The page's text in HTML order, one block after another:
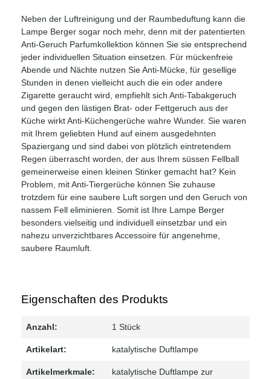
Neben der Luftreinigung und der Raumbeduftung kann die
Lampe Berger sogar noch mehr, denn mit der patentierten
Anti-Geruch Parfumkollektion können Sie sie entsprechend
jeder individuellen Situation einsetzen. Für mückenfreie
Abende und Nächte nutzen Sie Anti-Mücke, für gesellige
Stunden in denen vielleicht auch die ein oder andere
Zigarette geraucht wird, empfiehlt sich Anti-Tabakgeruch
und gegen den lästigen Brat- oder Fettgeruch aus der
Küche wirkt Anti-Küchengerüche wahre Wunder. Sie waren
mit Ihrem geliebten Hund auf einem ausgedehnten
Spaziergang und sind dabei von plötzlich eintretendem
Regen überrascht worden, der aus Ihrem süssen Fellball
gemeinerweise einen kleinen Stinker gemacht hat? Kein
Problem, mit Anti-Tiergerüche können Sie zuhause
trotzdem für eine saubere Luft sorgen und den Geruch von
nassem Fell eliminieren. Somit ist Ihre Lampe Berger
besonders vielseitig und individuell einsetzbar und ein
nahezu unverzichtbares Accessoire für angenehme,
saubere Raumluft.
Eigenschaften des Produkts
Anzahl: 1 Stück
Artikelart: katalytische Duftlampe
Artikelmerkmale: katalytische Duftlampe zur